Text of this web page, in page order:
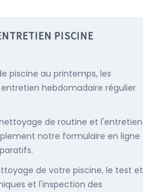
PISCINE
piscine au printemps, les
hebdomadaire régulier
de routine et l'entretien
notre formulaire en ligne
de votre piscine, le test et
et l'inspection des